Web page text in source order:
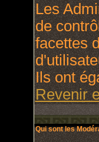
Les
de
facettes
Ils ont
Revenir
Qui sont les